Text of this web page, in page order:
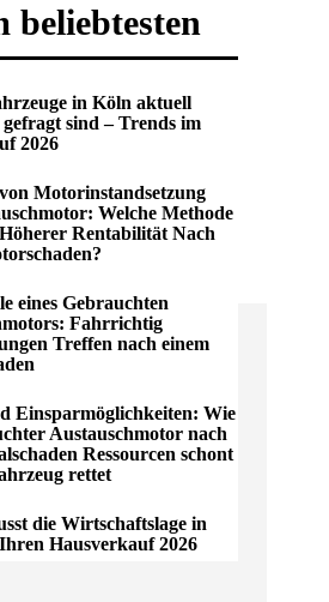
beliebtesten
in Köln aktuell
gefragt sind – Trends im
2026
Motorinstandsetzung
Welche Methode
Rentabilität Nach
eines Gebrauchten
Fahrrichtig
Treffen nach einem
Einsparmöglichkeiten: Wie
Austauschmotor nach
Ressourcen schont
rettet
die Wirtschaftslage in
Hausverkauf 2026